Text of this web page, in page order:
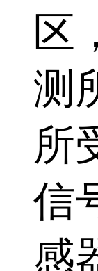
区
测
所
信
感